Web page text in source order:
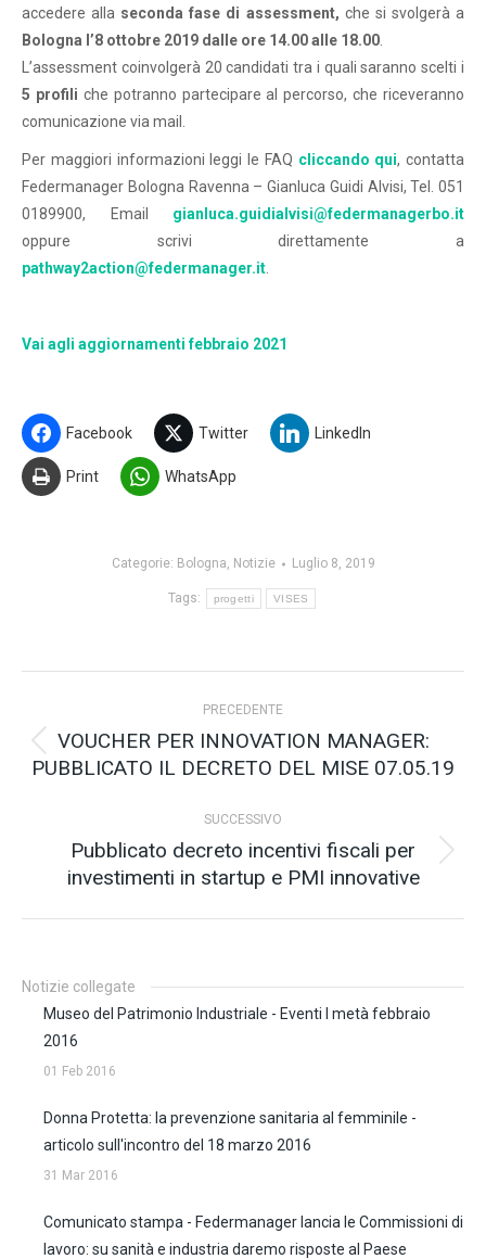
accedere alla seconda fase di assessment, che si svolgerà a
Bologna l’8 ottobre 2019 dalle ore 14.00 alle 18.00
L’assessment coinvolgerà 20 candidati tra i quali saranno scelti i
5 profili che potranno partecipare al percorso, che riceveranno
comunicazione via mail.
Per maggiori informazioni leggi le FAQ cliccando qui, contatta
Federmanager Bologna Ravenna – Gianluca Guidi Alvisi, Tel. 051
0189900, Email gianluca.guidialvisi@federmanagerbo.it
oppure scrivi direttamente a
pathway2action@federmanager.it
Vai agli aggiornamenti febbraio 2021
Facebook Twitter LinkedIn
Print WhatsApp
Categorie: Bologna, Notizie Luglio 8, 2019
Tags: progetti VISES
tra
post
PRECEDENTE
Post
precedente:
VOUCHER PER INNOVATION MANAGER:
PUBBLICATO IL DECRETO DEL MISE 07.05.19
SUCCESSIVO
Prossimo
post:
Pubblicato decreto incentivi fiscali per
investimenti in startup e PMI innovative
Notizie collegate
Museo del Patrimonio Industriale - Eventi I metà febbraio
2016
01 Feb 2016
Donna Protetta: la prevenzione sanitaria al femminile -
articolo sull'incontro del 18 marzo 2016
31 Mar 2016
Comunicato stampa - Federmanager lancia le Commissioni di
lavoro: su sanità e industria daremo risposte al Paese